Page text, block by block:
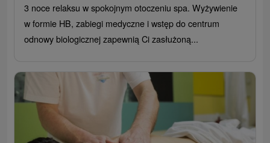
3 noce relaksu w spokojnym otoczeniu spa. Wyżywienie
w formie HB, zabiegi medyczne i wstęp do centrum
odnowy biologicznej zapewnią Ci zasłużoną...